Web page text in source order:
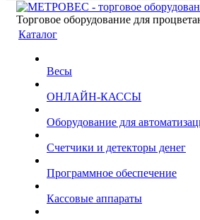
Торговое оборудование для
Каталог
Весы
ОНЛАЙН-КАССЫ
Оборудование для
Счетчики и детекторы денег
Программное обеспечение
Кассовые аппараты